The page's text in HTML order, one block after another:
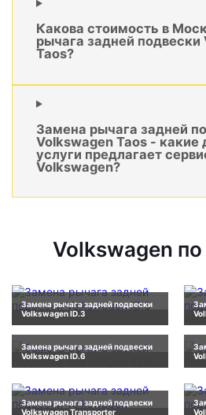
Какова стоимость в
рычага задней подвески
Taos?
Замена рычага задней
Volkswagen Taos - какие
услуги предлагает
Volkswagen?
Volkswagen
Замена рычага задней подвески
Volkswagen ID.3
Замена рычага задней подвески
Volkswagen ID.6
Замена рычага задней подвески
Volkswagen Transporter